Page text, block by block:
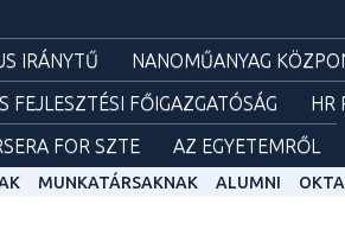
IRÁNYTŰ
NANOMŰANYAG
FEJLESZTÉSI FŐIGAZGATÓSÁG
HR
FOR SZTE AZ EGYETEMRŐL
MUNKATÁRSAKNAK ALUMNI